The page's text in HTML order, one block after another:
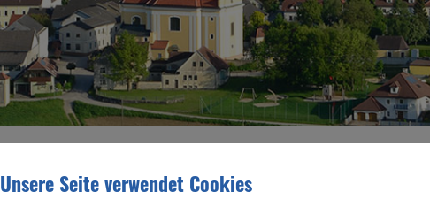
Goldene Generation
Unsere Seite verwendet Cookies